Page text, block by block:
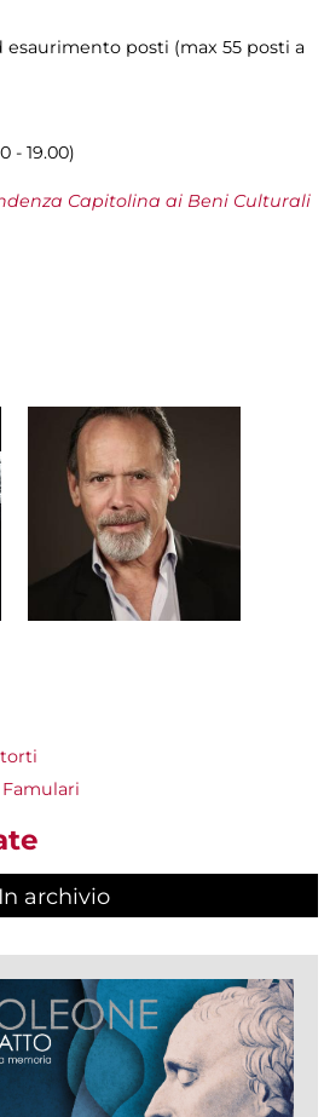
posti (max 55 posti a
- 19.00)
Capitolina ai Beni Culturali
In archivio